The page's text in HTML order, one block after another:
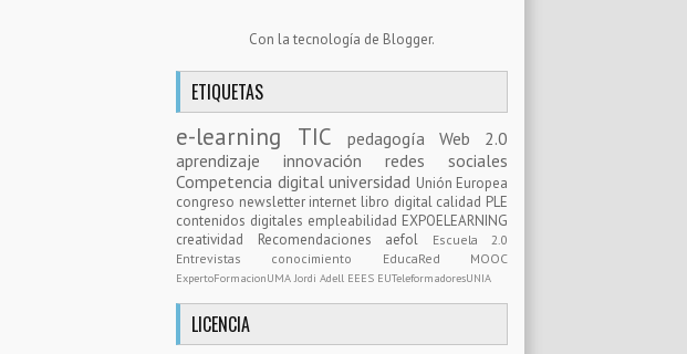
Con la tecnología de Blogger.
ETIQUETAS
e-learning TIC pedagogía Web 2.0
aprendizaje innovación redes sociales
Competencia digital universidad Unión Europea
congreso newsletter internet libro digital calidad PLE
contenidos digitales empleabilidad EXPOELEARNING
creatividad Recomendaciones aefol
Escuela 2.0
Entrevistas conocimiento EducaRed MOOC
ExpertoFormacionUMA Jordi Adell EEES EUTeleformadoresUNIA
LICENCIA